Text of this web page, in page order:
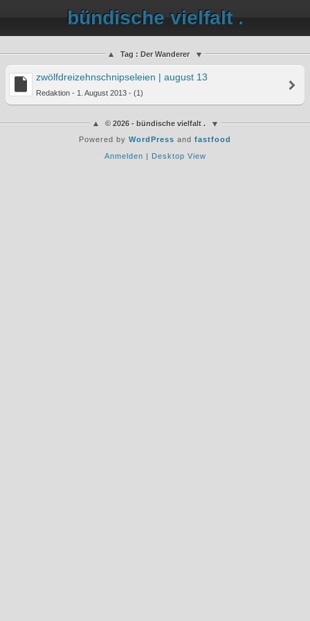
bündische vielfalt .
Tag : Der Wanderer
zwölfdreizehnschnipseleien | august 13
Redaktion - 1. August 2013 - (1)
© 2026 - bündische vielfalt .
Powered by WordPress and fastfood
Anmelden | Desktop View